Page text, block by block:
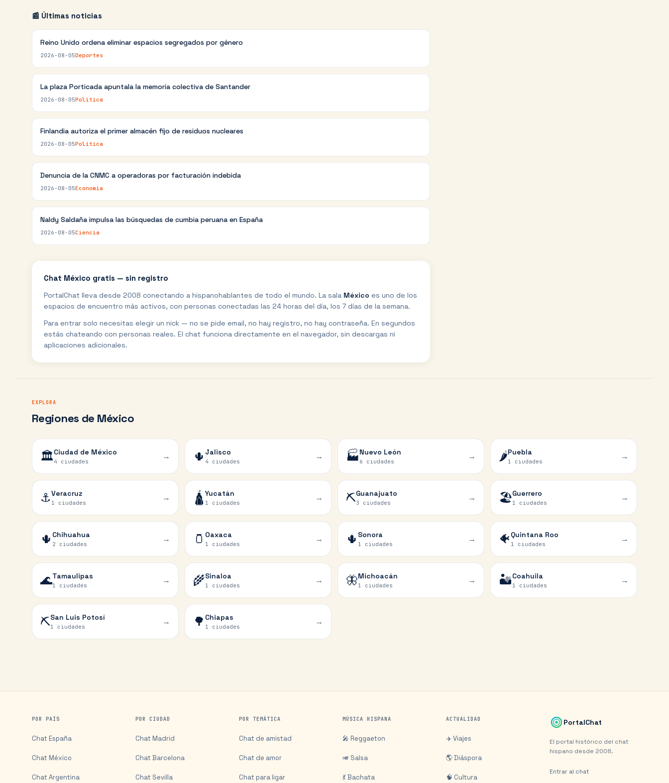
📰 Últimas noticias
Reino Unido ordena eliminar espacios segregados por género
2026-08-05Deportes
La plaza Porticada apuntala la memoria colectiva de Santander
2026-08-05Política
Finlandia autoriza el primer almacén fijo de residuos nucleares
2026-08-05Política
Denuncia de la CNMC a operadoras por facturación indebida
2026-08-05Economía
Naldy Saldaña impulsa las búsquedas de cumbia peruana en España
2026-08-05Ciencia
Chat México gratis — sin registro
PortalChat lleva desde 2008 conectando a hispanohablantes de todo el mundo. La sala México es uno de los
espacios de encuentro más activos, con personas conectadas las 24 horas del día, los 7 días de la semana.
Para entrar solo necesitas elegir un nick — no se pide email, no hay registro, no hay contraseña. En segundos
estás chateando con personas reales. El chat funciona directamente en el navegador, sin descargas ni
aplicaciones adicionales.
EXPLORA
Regiones de México
🏛️Ciudad de México
4 ciudades
→ 🌵 Jalisco
4 ciudades
→ 🏭Nuevo León
6 ciudades
→ 🌶️Puebla
1 ciudades
→
⚓Veracruz
1 ciudades
→ 🛕 Yucatán
1 ciudades
→ ⛏️Guanajuato
3 ciudades
→ 🏖️Guerrero
1 ciudades
→
🌵 Chihuahua
2 ciudades
→ 🫙 Oaxaca
1 ciudades
→ 🌵 Sonora
1 ciudades
→ 🐠 Quintana Roo
1 ciudades
→
🌊Tamaulipas
1 ciudades
→ 🌾Sinaloa
1 ciudades
→ 🦋Michoacán
1 ciudades
→ 🏜️Coahuila
1 ciudades
→
⛏️San Luis Potosí
1 ciudades
→ 🌳 Chiapas
1 ciudades
→
POR PAÍS
Chat España
Chat México
Chat Argentina
POR CIUDAD
Chat Madrid
Chat Barcelona
Chat Sevilla
POR TEMÁTICA
Chat de amistad
Chat de amor
Chat para ligar
MÚSICA HISPANA
🎤 Reggaeton
🎺 Salsa
💃 Bachata
ACTUALIDAD
✈️ Viajes
🌎 Diáspora
🧠 Cultura
PortalChat
El portal histórico del chat
hispano desde 2008.
Entrar al chat